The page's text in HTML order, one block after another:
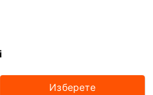
Изберете